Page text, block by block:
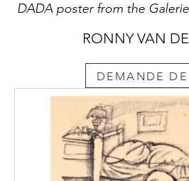
DADA poster from the
RONNY VAN
DEMANDE DE